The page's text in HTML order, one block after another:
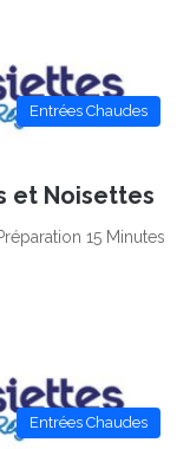
Entrées Chaudes
et Noisettes
15 Minutes
Entrées Chaudes